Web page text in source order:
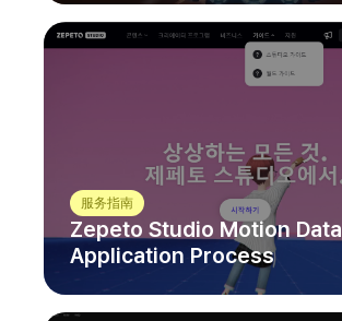
服务指南
Zepeto Studio Motion Data
Application Process